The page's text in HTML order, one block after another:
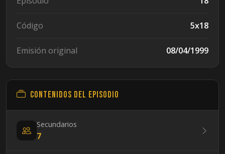
Código 5x18
Emisión original 08/04/1999
Contenidos del episodio
Secundarios
7